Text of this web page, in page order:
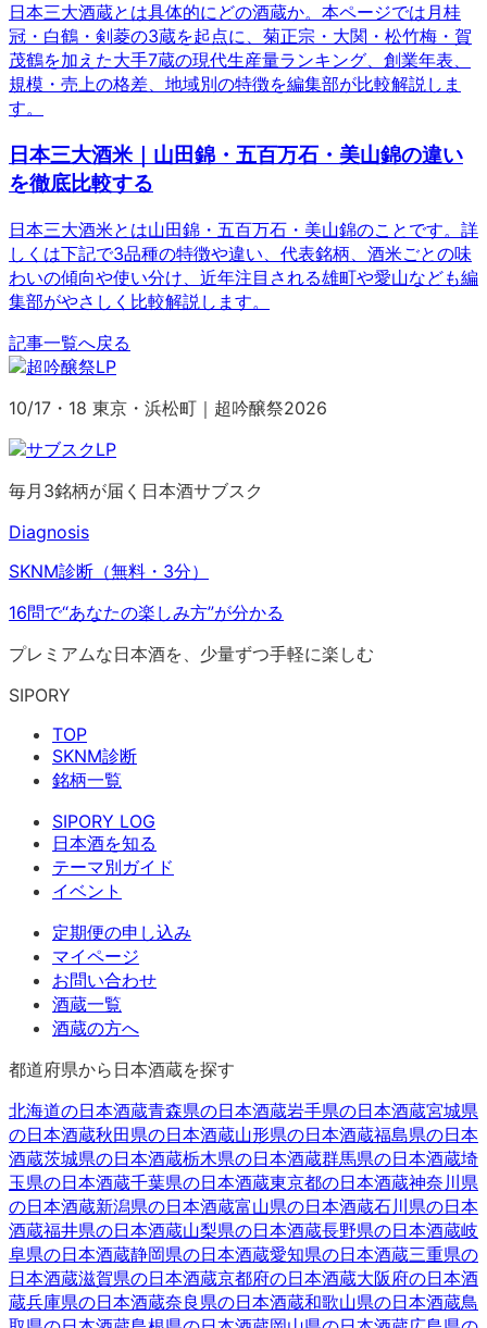
日本三大酒蔵とは具体的にどの酒蔵か。本ページでは月桂
冠・白鶴・剣菱の3蔵を起点に、菊正宗・大関・松竹梅・賀
茂鶴を加えた大手7蔵の現代生産量ランキング、創業年表、
規模・売上の格差、地域別の特徴を編集部が比較解説しま
す。
日本三大酒米｜山田錦・五百万石・美山錦の違い
を徹底比較する
日本三大酒米とは山田錦・五百万石・美山錦のことです。詳
しくは下記で3品種の特徴や違い、代表銘柄、酒米ごとの味
わいの傾向や使い分け、近年注目される雄町や愛山なども編
集部がやさしく比較解説します。
記事一覧へ戻る
10/17・18 東京・浜松町｜超吟醸祭2026
毎月3銘柄が届く日本酒サブスク
Diagnosis
SKNM診断（無料・3分）
16問で“あなたの楽しみ方”が分かる
プレミアムな日本酒を、少量ずつ手軽に楽しむ
SIPORY
TOP
SKNM診断
銘柄一覧
SIPORY LOG
日本酒を知る
テーマ別ガイド
イベント
定期便の申し込み
マイページ
お問い合わせ
酒蔵一覧
酒蔵の方へ
都道府県から日本酒蔵を探す
北海道の日本酒蔵青森県の日本酒蔵岩手県の日本酒蔵宮城県
の日本酒蔵秋田県の日本酒蔵山形県の日本酒蔵福島県の日本
酒蔵茨城県の日本酒蔵栃木県の日本酒蔵群馬県の日本酒蔵埼
玉県の日本酒蔵千葉県の日本酒蔵東京都の日本酒蔵神奈川県
の日本酒蔵新潟県の日本酒蔵富山県の日本酒蔵石川県の日本
酒蔵福井県の日本酒蔵山梨県の日本酒蔵長野県の日本酒蔵岐
阜県の日本酒蔵静岡県の日本酒蔵愛知県の日本酒蔵三重県の
日本酒蔵滋賀県の日本酒蔵京都府の日本酒蔵大阪府の日本酒
蔵兵庫県の日本酒蔵奈良県の日本酒蔵和歌山県の日本酒蔵鳥